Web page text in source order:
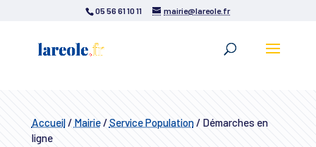
05 56 61 10 11 mairie@lareole.fr
Accueil/ Mairie/Service Population/Démarches en
ligne